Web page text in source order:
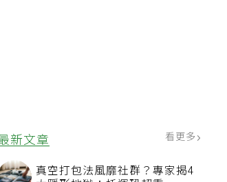
最新文章 看更多